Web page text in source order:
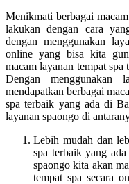
Menikmati berbagai
lakukan dengan cara
dengan menggunakan
online yang bisa kita
macam layanan tempat
Dengan menggunakan
mendapatkan berbagai
spa terbaik yang ada di
layanan spaongo di
Lebih mudah dan
spa terbaik yang
spaongo kita akan
tempat spa secara